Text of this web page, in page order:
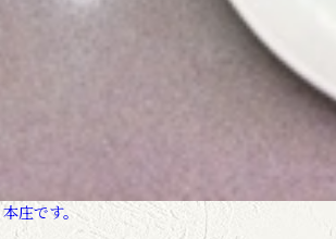
庄です。